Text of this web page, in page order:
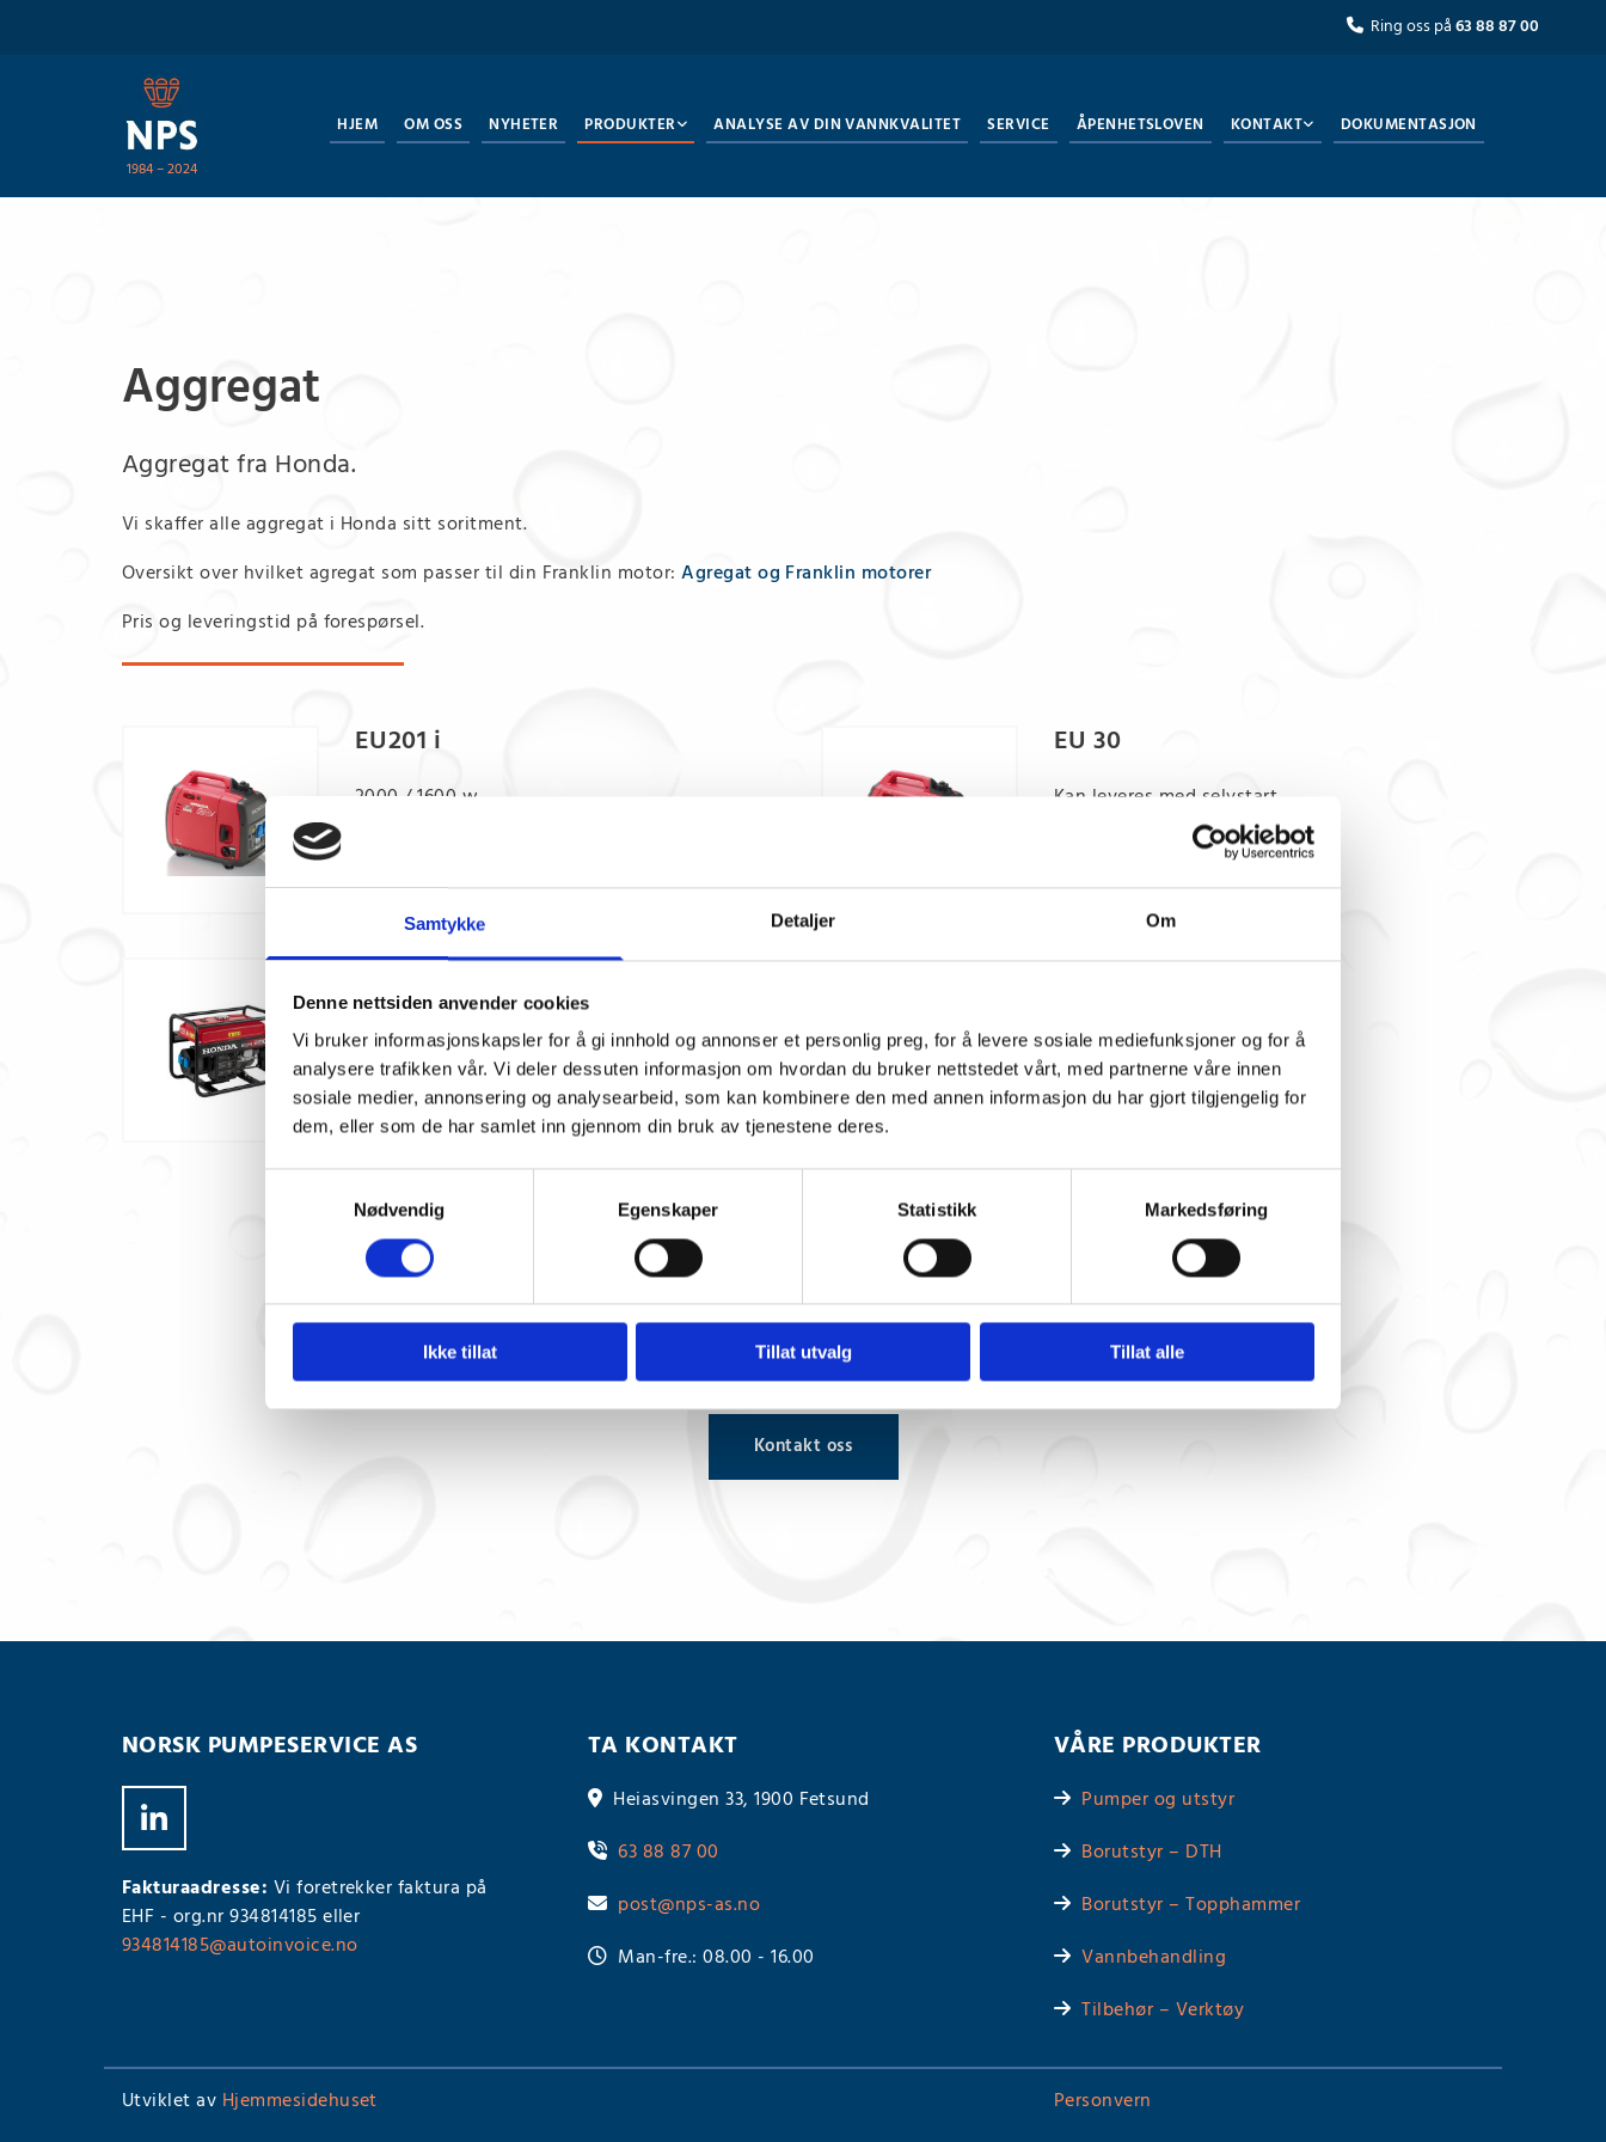
Samtykke Detaljer Om
Denne nettsiden anvender cookies
Vi bruker informasjonskapsler for å gi innhold og annonser et personlig preg, for å levere sosiale mediefunksjoner og for å
analysere trafikken vår. Vi deler dessuten informasjon om hvordan du bruker nettstedet vårt, med partnerne våre innen
sosiale medier, annonsering og analysearbeid, som kan kombinere den med annen informasjon du har gjort tilgjengelig for
dem, eller som de har samlet inn gjennom din bruk av tjenestene deres.
Nødvendig
Egenskaper Statistikk Markedsføring
Ikke tillat Tillat utvalg Tillat alle
 Ring oss på63 88 87 00
1984 – 2024
HJEM OM OSS NYHETER PRODUKTER ANALYSE AV DIN VANNKVALITET SERVICE ÅPENHETSLOVEN KONTAKT DOKUMENTASJON
Aggregat
Aggregat fra Honda.
Vi skaffer alle aggregat i Honda sitt soritment.
Oversikt over hvilket agregat som passer til din Franklin motor:Agregat og Franklin motorer
Pris og leveringstid på forespørsel.
EU201 i
2000 / 1600 w
EU 30
Kan leveres med selvstart
61 kg
ECM 2200GV K3
2000 / 1700 w
95 dB
36 kg
ECM 2800GV K2
2800 / 2500 w
95 dB
50 kg
Har du noen spørsmål?
Ta kontakt på post@nps-as.noeller telefon 63 88 87 00.
Kontakt oss
NORSK PUMPESERVICE AS
Fakturaadresse: Vi foretrekker faktura på
EHF - org.nr 934814185 eller
934814185@autoinvoice.no
TA KONTAKT
 Heiasvingen 33, 1900 Fetsund
 63 88 87 00
 post@nps-as.no
 Man-fre.: 08.00 - 16.00
VÅRE PRODUKTER
 Pumper og utstyr
 Borutstyr – DTH
 Borutstyr – Topphammer
 Vannbehandling
 Tilbehør – Verktøy
Utviklet av Hjemmesidehuset Personvern